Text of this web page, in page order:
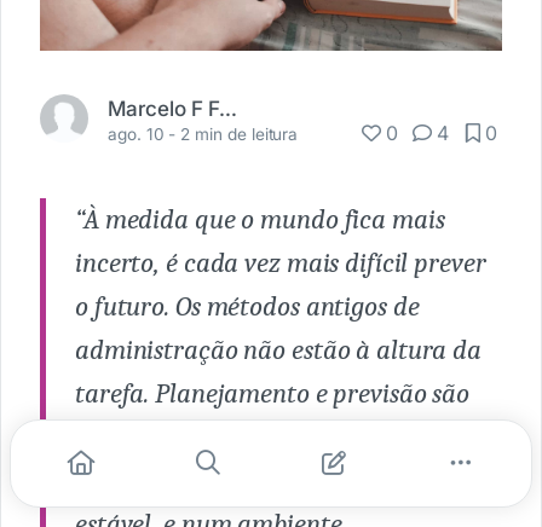
Marcelo F Fortunato Jr
ago. 10 - 2 min de leitura 0 4 0
“À medida que o mundo fica mais
incerto, é cada vez mais difícil prever
o futuro. Os métodos antigos de
administração não estão à altura da
tarefa. Planejamento e previsão são
num histórico operacional longo e